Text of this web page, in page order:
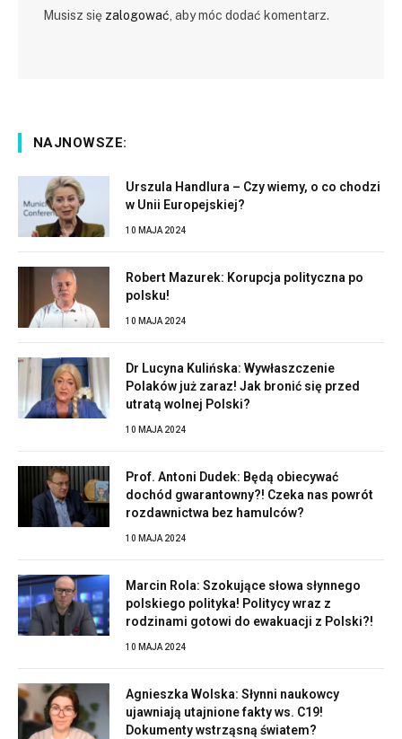
Musisz się zalogować, aby móc dodać komentarz.
NAJNOWSZE:
Urszula Handlura – Czy wiemy, o co chodzi
w Unii Europejskiej?
10 MAJA 2024
Robert Mazurek: Korupcja polityczna po
polsku!
10 MAJA 2024
Dr Lucyna Kulińska: Wywłaszczenie
Polaków już zaraz! Jak bronić się przed
utratą wolnej Polski?
10 MAJA 2024
Prof. Antoni Dudek: Będą obiecywać
dochód gwarantowny?! Czeka nas powrót
rozdawnictwa bez hamulców?
10 MAJA 2024
Marcin Rola: Szokujące słowa słynnego
polskiego polityka! Politycy wraz z
rodzinami gotowi do ewakuacji z Polski?!
10 MAJA 2024
Agnieszka Wolska: Słynni naukowcy
ujawniają utajnione fakty ws. C19!
Dokumenty wstrząsną światem?